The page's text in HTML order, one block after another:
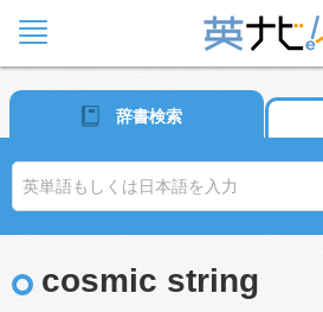
辞書検索
cosmic string